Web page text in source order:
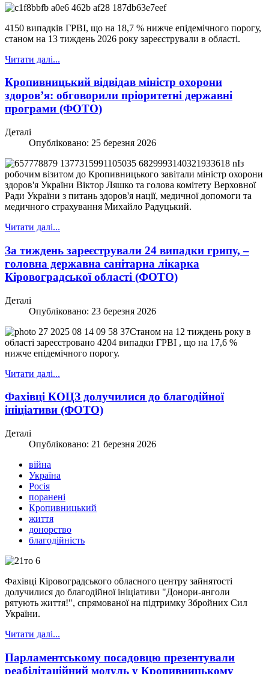
4150 випадків ГРВІ, що на 18,7 % нижче епідемічного порогу,
станом на 13 тиждень 2026 року зареєстрували в області.
Читати далі...
Кропивницький відвідав міністр охорони
здоров’я: обговорили пріоритетні державні
програми (ФОТО)
Деталі
Опубліковано: 25 березня 2026
Із
робочим візитом до Кропивницького завітали міністр охорони
здоров'я України Віктор Ляшко та голова комітету Верховної
Ради України з питань здоров'я нації, медичної допомоги та
медичного страхування Михайло Радуцький.
Читати далі...
За тиждень зареєстрували 24 випадки грипу, –
головна державна санітарна лікарка
Кіровоградської області (ФОТО)
Деталі
Опубліковано: 23 березня 2026
Станом на 12 тиждень року в
області зареєстровано 4204 випадки ГРВІ , що на 17,6 %
нижче епідемічного порогу.
Читати далі...
Фахівці КОЦЗ долучилися до благодійної
ініціативи (ФОТО)
Деталі
Опубліковано: 21 березня 2026
війна
Україна
Росія
поранені
Кропивницький
життя
донорство
благодійність
Фахівці Кіровоградського обласного центру зайнятості
долучилися до благодійної ініціативи "Донори-янголи
рятують життя!", спрямованої на підтримку Збройних Сил
України.
Читати далі...
Парламентському посадовцю презентували
реабілітаційний модуль у Кропивницькому